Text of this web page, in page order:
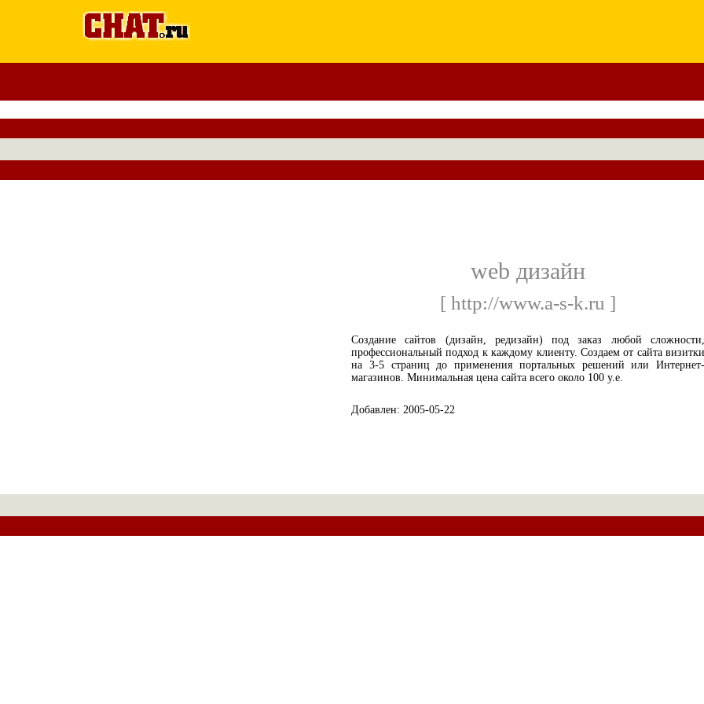
web дизайн
[ http://www.a-s-k.ru ]
Создание сайтов (дизайн, редизайн) под заказ любой сложности,
профессиональный подход к каждому клиенту. Создаем от сайта визитки
на 3-5 страниц до применения портальных решений или Интернет-
магазинов. Минимальная цена сайта всего около 100 у.е.
Добавлен: 2005-05-22